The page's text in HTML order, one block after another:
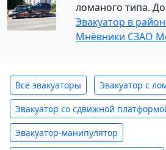
ломаного типа. До
Эвакуатор в
Мнёвники СЗАО
Все эвакуаторы Эвакуатор с
Эвакуатор со сдвижной
Эвакуатор-манипулятор